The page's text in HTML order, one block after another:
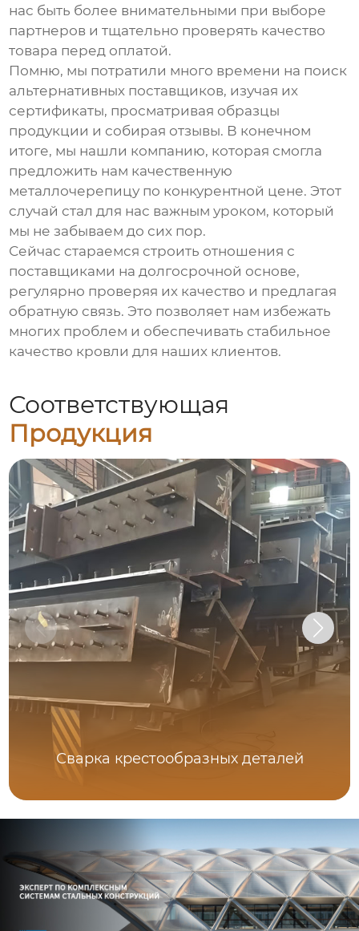
нас быть более внимательными при выборе
партнеров и тщательно проверять качество
товара перед оплатой.
Помню, мы потратили много времени на поиск
альтернативных поставщиков, изучая их
сертификаты, просматривая образцы
продукции и собирая отзывы. В конечном
итоге, мы нашли компанию, которая смогла
предложить нам качественную
металлочерепицу по конкурентной цене. Этот
случай стал для нас важным уроком, который
мы не забываем до сих пор.
Сейчас стараемся строить отношения с
поставщиками на долгосрочной основе,
регулярно проверяя их качество и предлагая
обратную связь. Это позволяет нам избежать
многих проблем и обеспечивать стабильное
качество кровли для наших клиентов.
Соответствующая
Продукция
Сварка крестообразных деталей